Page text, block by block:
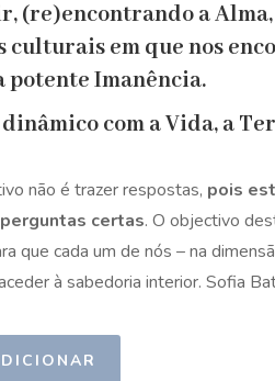
(re)encontrando a
culturais em que nos
potente Imanência.
com a Vida, a
não é trazer respostas, pois
certas. O objectivo
que cada um de nós – na
à sabedoria interior. Sofia